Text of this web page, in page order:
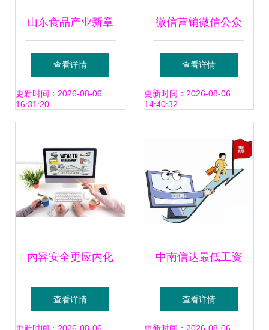
山东食品产业新章
起笔“网行天下” 数
字化营销为烟台腾
旅
查看详情
更新时间：2026-08-06
16:31:20
微信营销微信公众
号开发方案全景解
析 从规划到运营的
查看详情
更新时间：2026-08-06
14:40:32
内容安全更应内化
于心
查看详情
中南信达最低工资
上调 你的薪资涨了
查看详情